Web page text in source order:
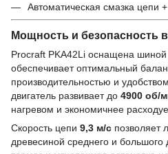
Автоматическая смазка цепи
Мощность и безопасность
Procraft PKA42Li оснащена
обеспечивает оптимальный
производительностью и
двигатель развивает до 4900 об/
нагревом и экономичнее
Скорость цепи 9,3 м/с позволяет
древесиной среднего и